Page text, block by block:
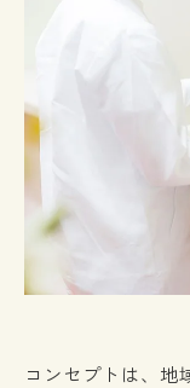
コンセプトは、地